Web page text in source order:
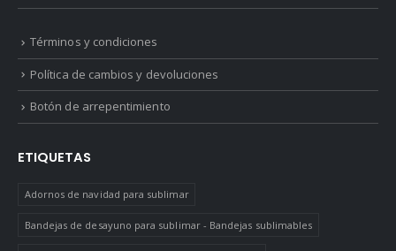
Términos y condiciones
Política de cambios y devoluciones
Botón de arrepentimiento
ETIQUETAS
Adornos de navidad para sublimar
Bandejas de desayuno para sublimar - Bandejas sublimables